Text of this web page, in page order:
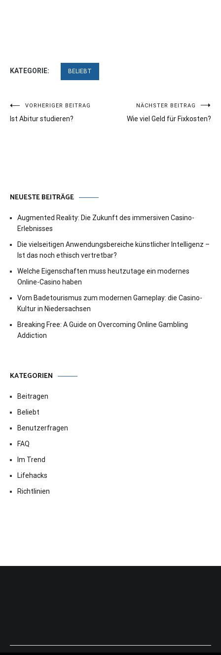
KATEGORIE: BELIEBT
Beitragsnavigation
VORHERIGER BEITRAG
Ist Abitur studieren?
NÄCHSTER BEITRAG
Wie viel Geld für Fixkosten?
NEUESTE BEITRÄGE
Augmented Reality: Die Zukunft des immersiven Casino-
Erlebnisses
Die vielseitigen Anwendungsbereiche künstlicher Intelligenz –
Ist das noch ethisch vertretbar?
Welche Eigenschaften muss heutzutage ein modernes
Online-Casino haben
Vom Badetourismus zum modernen Gameplay: die Casino-
Kultur in Niedersachsen
Breaking Free: A Guide on Overcoming Online Gambling
Addiction
KATEGORIEN
Beitragen
Beliebt
Benutzerfragen
FAQ
Im Trend
Lifehacks
Richtlinien